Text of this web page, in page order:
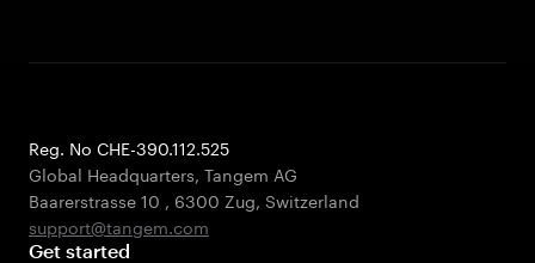
Reg. No CHE-390.112.525
Global Headquarters, Tangem AG
Baarerstrasse 10 , 6300 Zug, Switzerland
support@tangem.com
Get started